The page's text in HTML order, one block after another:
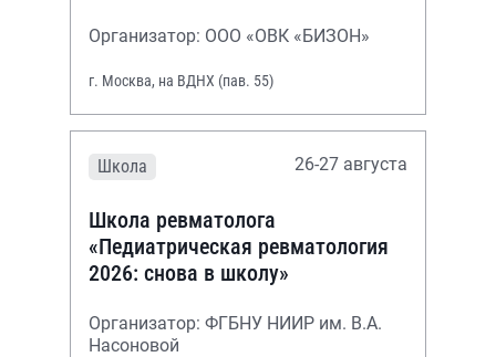
Организатор: ООО «ОВК «БИЗОН»
г. Москва, на ВДНХ (пав. 55)
Школа 26-27 августа
Школа ревматолога
«Педиатрическая ревматология
2026: снова в школу»
Организатор: ФГБНУ НИИР им. В.А.
Насоновой